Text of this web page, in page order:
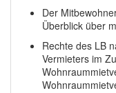
Der
Überblick über
Rechte des LB
Vermieters im